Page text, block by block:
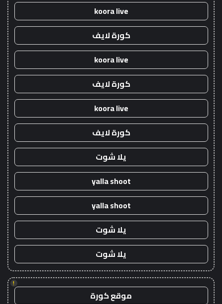
koora live
كورة لايف
koora live
كورة لايف
koora live
كورة لايف
يلا شوت
yalla shoot
yalla shoot
يلا شوت
يلا شوت
!
موقع كورة